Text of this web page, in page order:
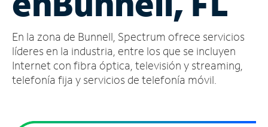
cuenta
Encuentra
una
tienda
En la zona de Bunnell, Spectrum ofrece servicios
líderes en la industria, entre los que se incluyen
Internet con fibra óptica, televisión y streaming,
telefonía fija y servicios de telefonía móvil.